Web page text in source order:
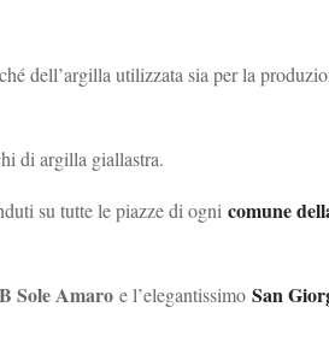
dell’argilla utilizzata sia per la
di argilla giallastra.
su tutte le piazze di ogni comune
Sole Amaro e l’elegantissimo San